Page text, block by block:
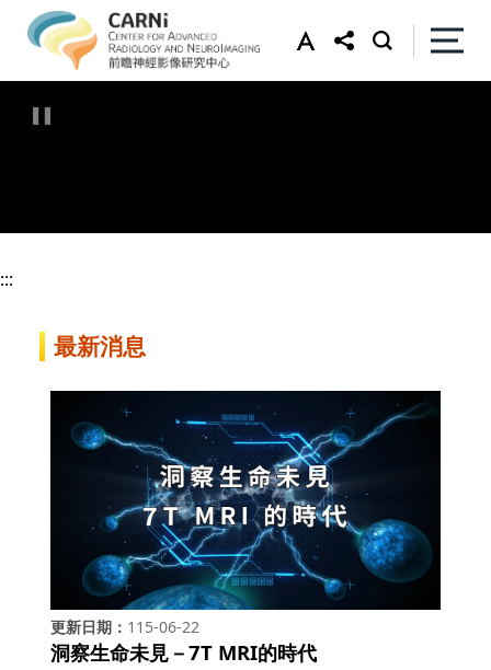
:::
最新消息
更新日期 115-06-22
洞察生命未見－7T MRI的時代